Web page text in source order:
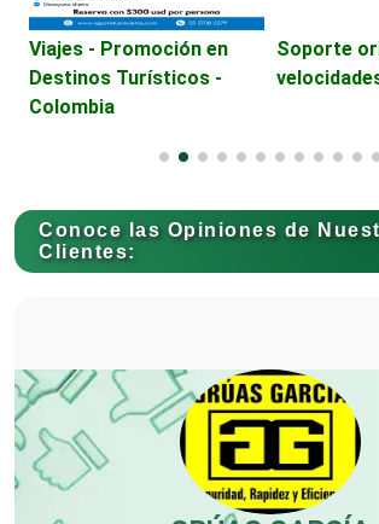
Camiones para Fletes
Cancelería de Aluminio
Carpinterías
Centros Comerciales
Viajes - Promoción en
Destinos Turísticos -
Colombia
Soporte
Conoce las Opiniones de
Clientes: